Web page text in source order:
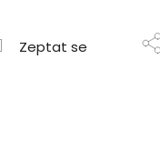
Zeptat se